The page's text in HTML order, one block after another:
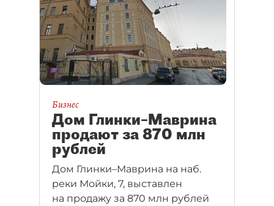
Бизнес
Дом Глинки–Маврина
продают за 870 млн
рублей
Дом Глинки–Маврина на наб.
реки Мойки, 7, выставлен
на продажу за 870 млн рублей